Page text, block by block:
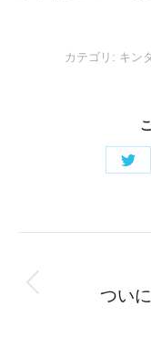
カテゴリ: キン
navigation
つい